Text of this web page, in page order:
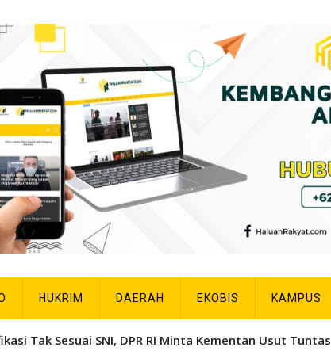
HUKRIM DAERAH EKOBIS KAMPUS
Tak Sesuai SNI, DPR RI Minta Kementan Usut Tuntas